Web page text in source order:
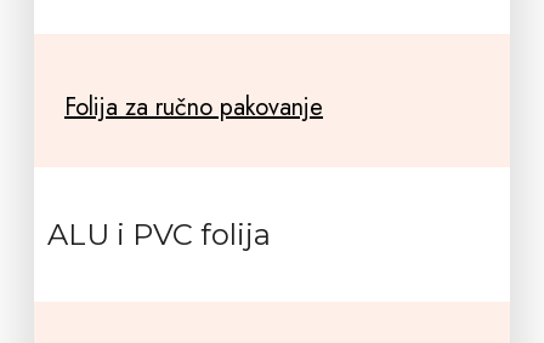
Folija za ručno pakovanje
ALU i PVC folija